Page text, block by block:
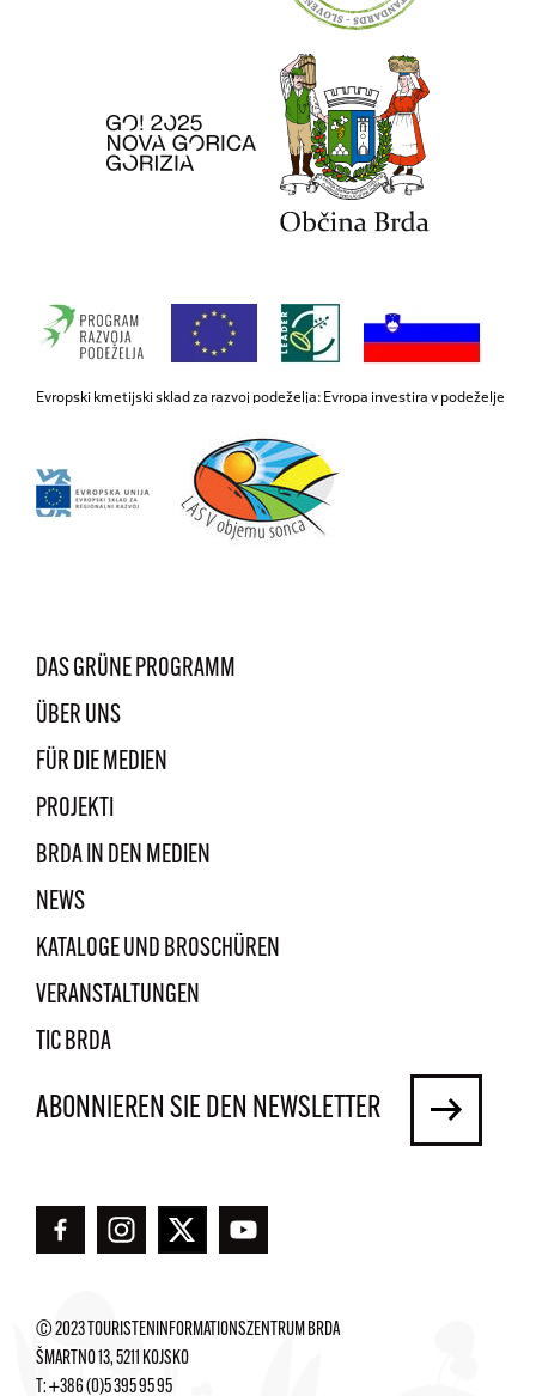
Evropski kmetijski sklad za razvoj podeželja: Evropa investira v podeželje
DAS GRÜNE PROGRAMM
ÜBER UNS
FÜR DIE MEDIEN
PROJEKTI
BRDA IN DEN MEDIEN
NEWS
KATALOGE UND BROSCHÜREN
VERANSTALTUNGEN
TIC BRDA
ABONNIEREN SIE DEN NEWSLETTER
© 2023 TOURISTENINFORMATIONSZENTRUM BRDA
ŠMARTNO 13, 5211 KOJSKO
T:+386 (0)5 395 95 95